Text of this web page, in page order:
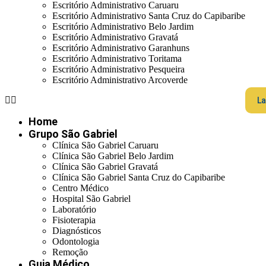
Escritório Administrativo Caruaru
Escritório Administrativo Santa Cruz do Capibaribe
Escritório Administrativo Belo Jardim
Escritório Administrativo Gravatá
Escritório Administrativo Garanhuns
Escritório Administrativo Toritama
Escritório Administrativo Pesqueira
Escritório Administrativo Arcoverde
Home
Grupo São Gabriel
Clínica São Gabriel Caruaru
Clínica São Gabriel Belo Jardim
Clínica São Gabriel Gravatá
Clínica São Gabriel Santa Cruz do Capibaribe
Centro Médico
Hospital São Gabriel
Laboratório
Fisioterapia
Diagnósticos
Odontologia
Remoção